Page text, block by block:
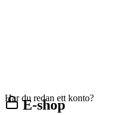
E-shop
Har du redan ett konto?